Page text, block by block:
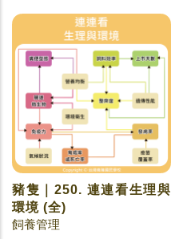
豬隻｜250. 連連看生理與
環境 (全)
飼養管理